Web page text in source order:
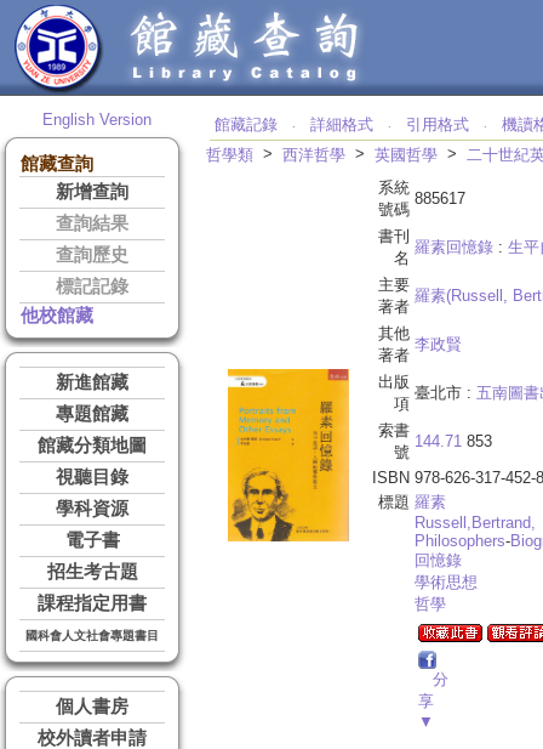
English Version
館藏查詢
新增查詢
查詢結果
查詢歷史
標記記錄
他校館藏
新進館藏
專題館藏
館藏分類地圖
視聽目錄
學科資源
電子書
招生考古題
課程指定用書
國科會人文社會專題書目
個人書房
校外讀者申請
館藏記錄 ‧ 詳細格式 ‧ 引用格式 ‧
機讀
哲學類 > 西洋哲學 > 英國哲學 > 二十世紀
系統
號碼
885617
書刊
名
羅素回憶錄 : 生平
主要
著者
羅素(Russell,
其他
著者
李政賢
出版
項
臺北市 : 五南圖
索書
號
144.71 853
ISBN 978-626-317-452-8
標題 羅素
Russell, Bertrand,
Philosophers-
回憶錄
學術思想
哲學
分
享
▼